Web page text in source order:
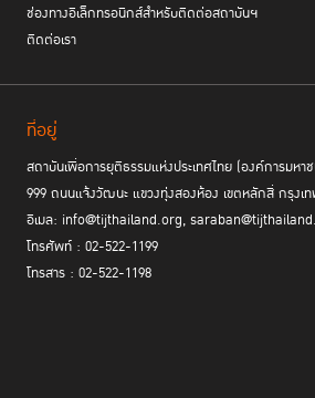
ช่องทางอิเล็กทรอนิกส์สำหรับติดต่อสถาบันฯ
ติดต่อเรา
ที่อยู่
สถาบันเพื่อการยุติธรรมแห่งประเทศไทย (องค์การมหา
999 ถนนแจ้งวัฒนะ แขวงทุ่งสองห้อง เขตหลักสี่ กรุงเ
อีเมล: info@tijthailand.org,
โทรศัพท์ : 02-522-1199
โทรสาร : 02-522-1198